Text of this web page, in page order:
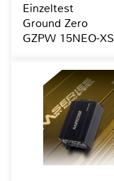
Einzeltest
Ground Zero
GZPW 15NEO-